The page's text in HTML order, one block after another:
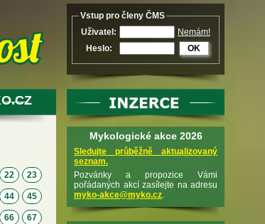
22 23
44 45
66 67
Vstup pro členy ČMS
Uživatel:
Nemám!
Heslo:
OK
Mykologické akce 2026
Sledujte průběžně aktualizovaný
seznam.
Pozvánky a propozice Vámi
pořádaných akcí zasílejte na adresu
myko-akce@myko.cz.